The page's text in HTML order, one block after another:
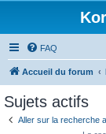
FAQ
Accueil du forum
Sujets actifs
Aller sur la recherche